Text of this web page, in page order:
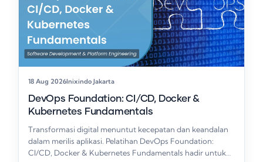
18 Aug 2026Inixindo Jakarta
DevOps Foundation: CI/CD, Docker &
Kubernetes Fundamentals
Transformasi digital menuntut kecepatan dan keandalan
dalam merilis aplikasi. Pelatihan DevOps Foundation:
CI/CD, Docker & Kubernetes Fundamentals hadir untuk